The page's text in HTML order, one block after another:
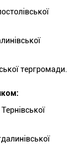
тергромади.